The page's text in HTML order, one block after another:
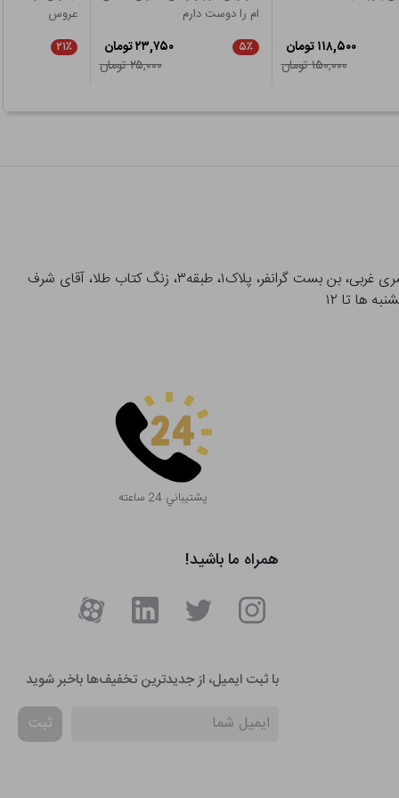
۱۱۸,۵۰۰ تومان
۱۵۰,۰۰۰ تومان
ام را دوست دارم
۵٪
۲۳,۷۵۰ تومان
۲۵,۰۰۰ تومان
عروس
۲۱٪
آدرس تحویل حضوری سفارشات: میدان انقلاب، خیابان انقلاب، خیابان ۱۲ فروردین، خیابان شهدای ژاندارمری غربی، بن بست گرانفر، پلاک۱، طبقه۳، زنگ کتاب طلا، آقای شرف
پشتيباني 24 ساعته
همراه ما باشید!
با ثبت ایمیل، از جدید‌ترین تخفیف‌ها با‌خبر شوید
ثبت